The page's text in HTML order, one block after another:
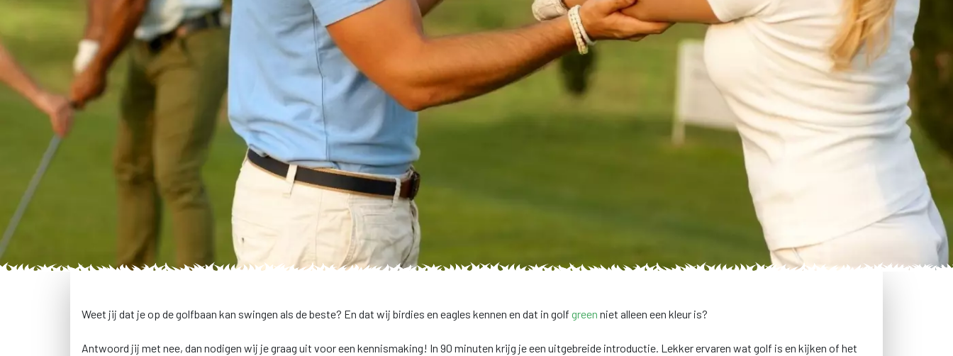
Weet jij dat je op de golfbaan kan swingen als de beste? En dat wij birdies en eagles kennen en dat in golf green niet alleen een kleur is?
Antwoord jij met nee, dan nodigen wij je graag uit voor een kennismaking! In 90 minuten krijg je een uitgebreide introductie. Lekker ervaren wat golf is en kijken of het